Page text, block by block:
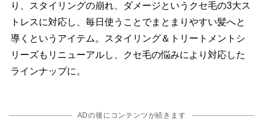
り、スタイリングの崩れ、ダメージというクセ毛の3大ス
トレスに対応し、毎日使うことでまとまりやすい髪へと
導くというアイテム。スタイリング＆トリートメントシ
リーズもリニューアルし、クセ毛の悩みにより対応した
ラインナップに。
ADの後にコンテンツが続きます